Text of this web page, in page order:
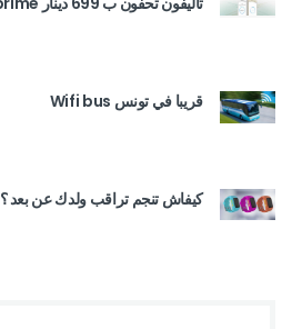
قريبا في تونس Wifi bus
كيفاش تنجم تراقب ولدك عن بعد ؟